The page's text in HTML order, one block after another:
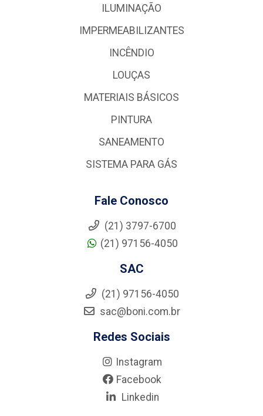
ILUMINAÇÃO
IMPERMEABILIZANTES
INCÊNDIO
LOUÇAS
MATERIAIS BÁSICOS
PINTURA
SANEAMENTO
SISTEMA PARA GÁS
Fale Conosco
(21) 3797-6700
(21) 97156-4050
SAC
(21) 97156-4050
sac@boni.com.br
Redes Sociais
Instagram
Facebook
Linkedin